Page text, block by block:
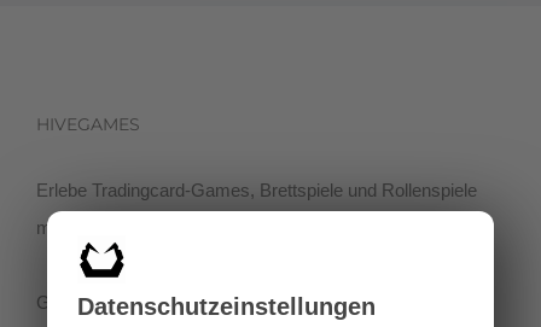
Datenschutz­einstellungen
HIVEGAMES
Erlebe Tradingcard-Games, Brettspiele und Rollenspiele
mit einer netten Community in der Klagenfurter Innenstadt!
Getreidegasse 3, 9020 Klagenfurt